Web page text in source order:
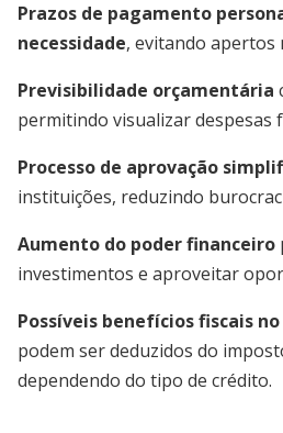
Prazos de pagamento
necessidade, evitando apertos
Previsibilidade orçamentária
permitindo visualizar despesas
Processo de aprovação
instituições, reduzindo
Aumento do poder financeiro
investimentos e aproveitar
Possíveis benefícios fiscais no
podem ser deduzidos do
dependendo do tipo de crédito.